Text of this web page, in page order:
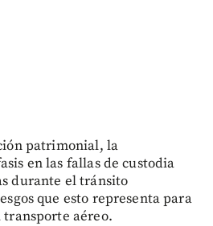
patrimonial, la
en las fallas de custodia
durante el tránsito
que esto representa para
aéreo.